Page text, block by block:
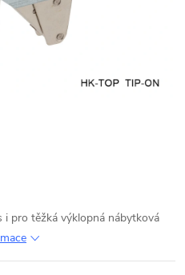
i pro těžká výklopná nábytková